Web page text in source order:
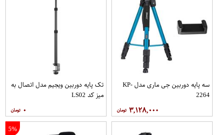
سه پایه دوربین جی ماری مدل KP-
2264
۳,۱۲۸,۰۰۰
تک پایه دوربین ویجیم مدل اتصال به
میز کد LS02
۰
5%